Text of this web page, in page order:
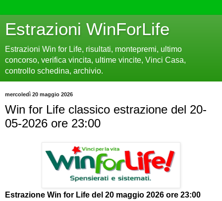
Estrazioni WinForLife
Estrazioni Win for Life, risultati, montepremi, ultimo
concorso, verifica vincita, ultime vincite, Vinci Casa,
controllo schedina, archivio.
mercoledì 20 maggio 2026
Win for Life classico estrazione del 20-
05-2026 ore 23:00
Estrazione Win for Life del 20 maggio 2026 ore 23:00